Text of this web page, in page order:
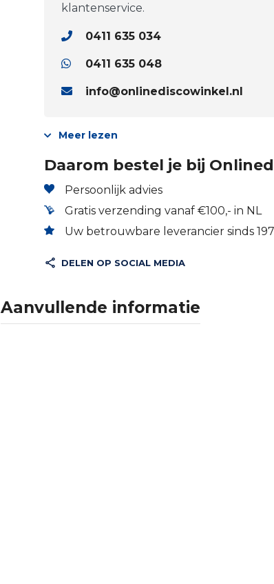
klantenservice.
0411 635 034
0411 635 048
info@onlinediscowinkel.nl
Meer lezen
Daarom bestel je bij
Persoonlijk advies
Gratis verzending vanaf €100,- in NL
Uw betrouwbare leverancier sinds
DELEN OP SOCIAL MEDIA
Aanvullende informatie